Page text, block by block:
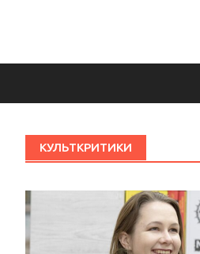
КУЛЬТКРИТИКИ